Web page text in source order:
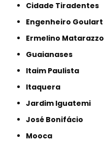
Cidade Tiradentes
Engenheiro Goulart
Ermelino Matarazzo
Guaianases
Itaim Paulista
Itaquera
Jardim Iguatemi
José Bonifácio
Mooca